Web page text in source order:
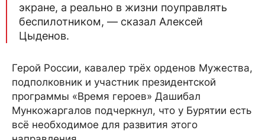
экране, а реально в жизни поуправлять
беспилотником, — сказал Алексей
Цыденов.
Герой России, кавалер трёх орденов Мужества,
подполковник и участник президентской
программы «Время героев» Дашибал
Мункожаргалов подчеркнул, что у Бурятии есть
всё необходимое для развития этого